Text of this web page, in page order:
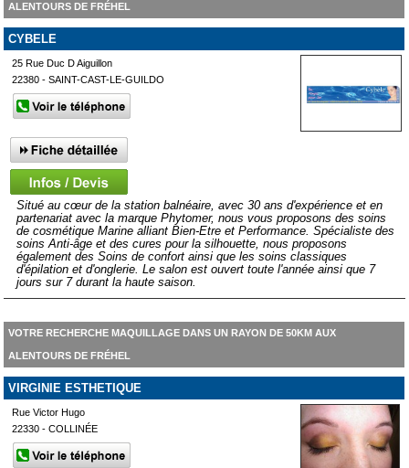
ALENTOURS DE FRÉHEL
CYBELE
25 Rue Duc D Aiguillon
22380 - SAINT-CAST-LE-GUILDO
Situé au cœur de la station balnéaire, avec 30 ans d'expérience et en
partenariat avec la marque Phytomer, nous vous proposons des soins
de cosmétique Marine alliant Bien-Etre et Performance. Spécialiste des
soins Anti-âge et des cures pour la silhouette, nous proposons
également des Soins de confort ainsi que les soins classiques
d'épilation et d'onglerie. Le salon est ouvert toute l'année ainsi que 7
jours sur 7 durant la haute saison.
VOTRE RECHERCHE MAQUILLAGE DANS UN RAYON DE 50KM AUX
ALENTOURS DE FRÉHEL
VIRGINIE ESTHETIQUE
Rue Victor Hugo
22330 - COLLINÉE